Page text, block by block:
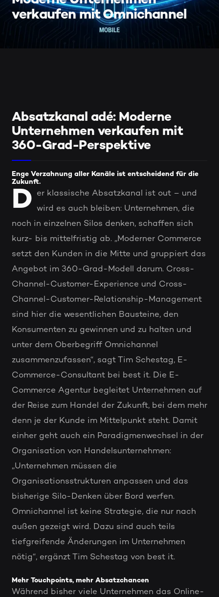
verkaufen mit Omnichannel
Absatzkanal adé: Moderne
Unternehmen verkaufen mit
360-Grad-Perspektive
Enge Verzahnung aller Kanäle ist entscheidend für die
Zukunft.
D
er klassische Absatzkanal ist out – und
wird es auch bleiben: Unternehmen, die
noch in einzelnen Silos denken, schaffen sich
kurz- bis mittelfristig ab. „Moderner Commerce
setzt den Kunden in die Mitte und gruppiert das
Angebot im 360-Grad-Modell darum. Cross-
Channel-Customer-Experience und Cross-
Channel-Customer-Relationship-Management
sind hier die wesentlichen Bausteine, den
Konsumenten zu gewinnen und zu halten und
unter dem Oberbegriff Omnichannel
zusammenzufassen“, sagt Tim Schestag, E-
Commerce-Consultant bei best it. Die E-
Commerce Agentur begleitet Unternehmen auf
der Reise zum Handel der Zukunft, bei dem mehr
denn je der Kunde im Mittelpunkt steht. Damit
einher geht auch ein Paradigmenwechsel in der
Organisation von Handelsunternehmen:
„Unternehmen müssen die
Organisationsstrukturen anpassen und das
bisherige Silo-Denken über Bord werfen.
Omnichannel ist keine Strategie, die nur nach
außen gezeigt wird. Dazu sind auch teils
tiefgreifende Änderungen im Unternehmen
nötig“, ergänzt Tim Schestag von best it.
Mehr Touchpoints, mehr Absatzchancen
Während bisher viele Unternehmen das Online-